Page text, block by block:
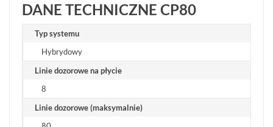
LAN,
WLAN
ZASILANIE,
MOBILNE
DANE TECHNICZNE CP80
Typ systemu
Hybrydowy
Linie dozorowe na płycie
8
Linie dozorowe (maksymalnie)